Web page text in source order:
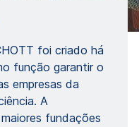
foi criado há
função garantir o
empresas da
A
fundações